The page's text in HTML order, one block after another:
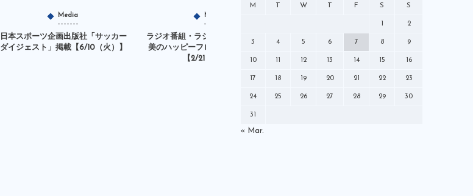
Media
日本スポーツ企画出版社「サッカー
ダイジェスト」掲載【6/10（火）】
Media
ラジオ番組・ラジオ日本「奥田明日
美のハッピーフロンターレ！｣出演
【2/21（月）】
【1/19（...
モレリア
ロールモデルコーチ
指導者
M T W T F S S
2
3 4 5 6 7 8 9
10 12 13 14 15 16
17 18 19 20 21 22 23
24 25 26 27 28 29 30
31
« Mar.